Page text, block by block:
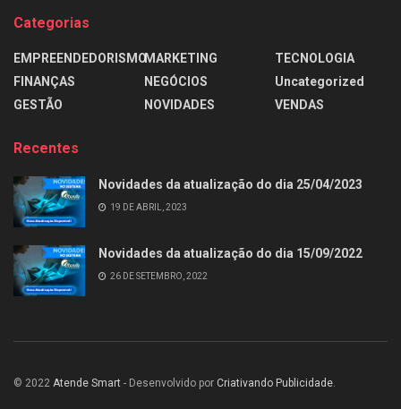
Categorias
EMPREENDEDORISMO
FINANÇAS
GESTÃO
MARKETING
NEGÓCIOS
NOVIDADES
TECNOLOGIA
Uncategorized
VENDAS
Recentes
Novidades da atualização do dia 25/04/2023
19 DE ABRIL, 2023
Novidades da atualização do dia 15/09/2022
26 DE SETEMBRO, 2022
© 2022 Atende Smart - Desenvolvido por Criativando Publicidade.